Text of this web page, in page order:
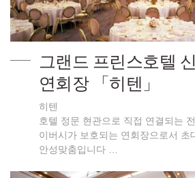
그랜드 프린스호텔
연회장 「히텐」
히텐
호텔 정문 현관으로 직접 연결되는
이버시가 보호되는 연회장으로서 초
안성맞춤입니다 …